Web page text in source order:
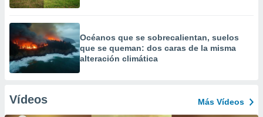
Océanos que se sobrecalientan, suelos
que se queman: dos caras de la misma
alteración climática
Vídeos Más Vídeos